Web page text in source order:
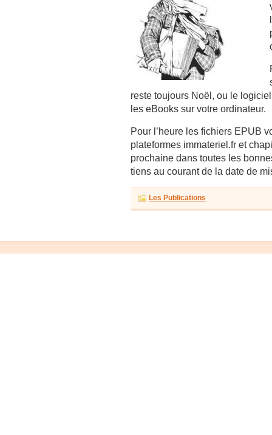
reste toujours Noël, ou le
les eBooks sur votre ordinateur.
Pour l’heure les fichiers EPUB
plateformes immateriel.fr et
prochaine dans toutes les
tiens au courant de la date de
Les Publications